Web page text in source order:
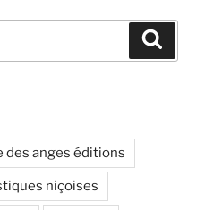
des anges éditions
niçoises